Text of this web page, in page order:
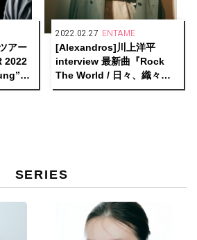
アー
2022
』
2022.02.27 ENTAME
[Alexandros]川上洋平
interview 最新曲『Rock
The World / 日々、織々』
に込めた想いとロックバン
SERIES